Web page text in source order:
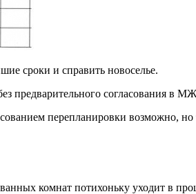
сроки и справить новоселье.
предварительного согласования в
перепланировки возможно,
комнат потихоньку уходит в